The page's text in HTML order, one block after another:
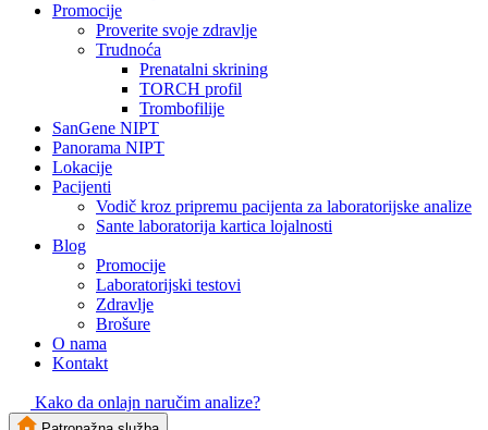
Promocije
Proverite svoje zdravlje
Trudnoća
Prenatalni skrining
TORCH profil
Trombofilije
SanGene NIPT
Panorama NIPT
Lokacije
Pacijenti
Vodič kroz pripremu pacijenta za laboratorijske analize
Sante laboratorija kartica lojalnosti
Blog
Promocije
Laboratorijski testovi
Zdravlje
Brošure
O nama
Kontakt
Kako da onlajn naručim analize?